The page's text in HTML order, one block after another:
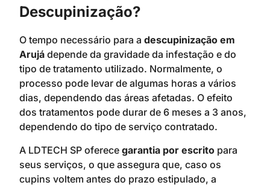
Descupinização?
O tempo necessário para a descupinização em
Arujá depende da gravidade da infestação e do
tipo de tratamento utilizado. Normalmente, o
processo pode levar de algumas horas a vários
dias, dependendo das áreas afetadas. O efeito
dos tratamentos pode durar de 6 meses a 3 anos,
dependendo do tipo de serviço contratado.
A LDTECH SP oferece garantia por escrito para
seus serviços, o que assegura que, caso os
cupins voltem antes do prazo estipulado, a